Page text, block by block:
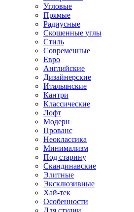
Угловые
Прямые
Радиусные
Скошенные углы
Стиль
Современные
Евро
Английские
Дизайнерские
Итальянские
Кантри
Классические
Лофт
Модерн
Прованс
Неоклассика
Минимализм
Под старину
Скандинавские
Элитные
Эксклюзивные
Хай-тек
Особенности
Для студии